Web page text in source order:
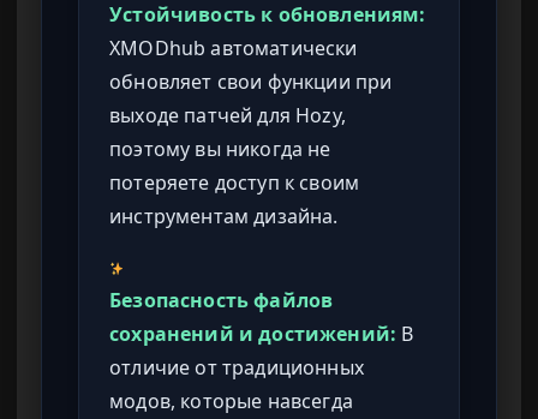
Устойчивость к обновлениям:
XMODhub автоматически
обновляет свои функции при
выходе патчей для Hozy,
поэтому вы никогда не
потеряете доступ к своим
инструментам дизайна.
Безопасность файлов
сохранений и достижений: В
отличие от традиционных
модов, которые навсегда